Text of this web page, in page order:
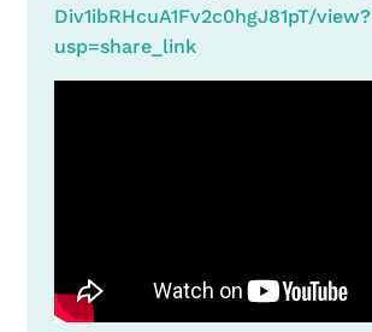
Div1ibRHcuA1Fv2c0hgJ81pT/view?
usp=share_link